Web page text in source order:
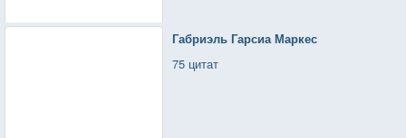
Габриэль Гарсиа Маркес
75 цитат